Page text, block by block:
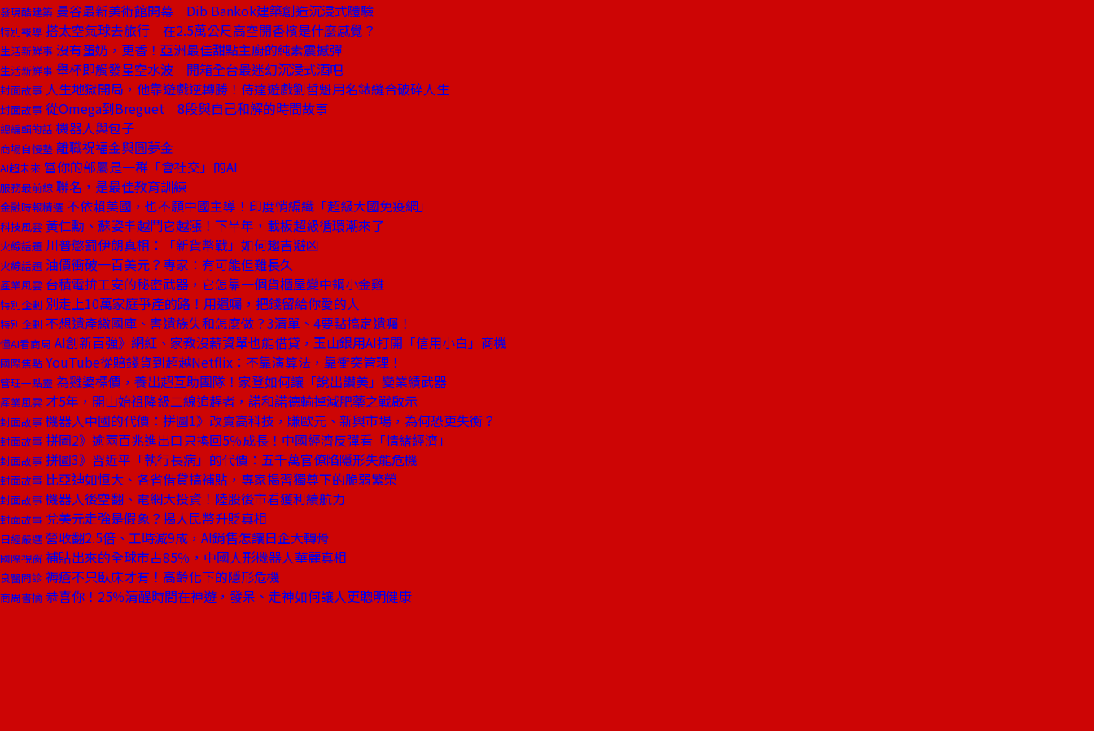
發現酷建築 曼谷最新美術館開幕 Dib Bankok建築創造沉浸式體驗
特別報導 搭太空氣球去旅行 在2.5萬公尺高空開香檳是什麼感覺？
生活新鮮事 沒有蛋奶，更香！亞洲最佳甜點主廚的純素震撼彈
生活新鮮事 舉杯即觸發星空水波 開箱全台最迷幻沉浸式酒吧
封面故事 人生地獄開局，他靠遊戲逆轉勝！侍達遊戲劉哲魁用名錶縫合破碎人生
封面故事 從Omega到Breguet 8段與自己和解的時間故事
總編輯的話 機器人與包子
商場自慢塾 離職祝福金與圓夢金
AI超未來 當你的部屬是一群「會社交」的AI
服務最前線 聯名，是最佳教育訓練
金融時報精選 不依賴美國，也不願中國主導！印度悄編織「超級大國免疫網」
科技風雲 黃仁勳、蘇姿丰越鬥它越漲！下半年，載板超級循環潮來了
火線話題 川普懲罰伊朗真相：「新貨幣戰」如何趨吉避凶
火線話題 油價衝破一百美元？專家：有可能但難長久
產業風雲 台積電拚工安的秘密武器，它怎靠一個貨櫃屋變中鋼小金雞
特別企劃 別走上10萬家庭爭產的路！用遺囑，把錢留給你愛的人
特別企劃 不想遺產繳國庫、害遺族失和怎麼做？3清單、4要點搞定遺囑！
懂AI看商周 AI創新百強》網紅、家教沒薪資單也能借貸，玉山銀用AI打開「信用小白」商機
國際焦點 YouTube從賠錢貨到超越Netflix：不靠演算法，靠衝突管理！
管理一點靈 為雞婆標價，養出超互助團隊！家登如何讓「說出讚美」變業績武器
產業風雲 才5年，開山始祖降級二線追趕者，諾和諾德輸掉減肥藥之戰啟示
封面故事 機器人中國的代價：拼圖1》改賣高科技，賺歐元、新興市場，為何恐更失衡？
封面故事 拼圖2》逾兩百兆進出口只換回5％成長！中國經濟反彈看「情緒經濟」
封面故事 拼圖3》習近平「執行長病」的代價：五千萬官僚陷隱形失能危機
封面故事 比亞迪如恒大、各省借貸搞補貼，專家揭習獨尊下的脆弱繁榮
封面故事 機器人後空翻、電網大投資！陸股後市看獲利續航力
封面故事 兌美元走強是假象？揭人民幣升貶真相
日經嚴選 營收翻2.5倍、工時減9成，AI銷售怎讓日企大轉骨
國際視窗 補貼出來的全球市占85％，中國人形機器人華麗真相
良醫問診 褥瘡不只臥床才有！高齡化下的隱形危機
商周書摘 恭喜你！25％清醒時間在神遊，發呆、走神如何讓人更聰明健康